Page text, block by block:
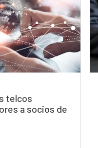
telcos
a socios de